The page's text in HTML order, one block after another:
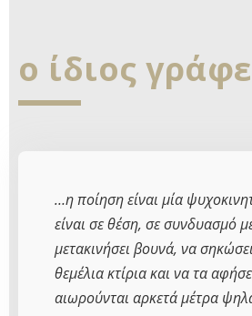
ο ίδιος
…η ποίηση είναι μία
είναι σε θέση, σε συνδυασμό
μετακινήσει βουνά, να
θεμέλια κτίρια και να τα
αιωρούνται αρκετά μέτρα